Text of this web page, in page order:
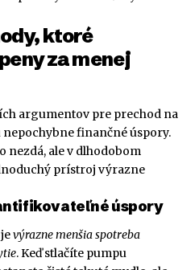
ktoré
za menej
argumentov pre prechod na
finančné úspory.
nezdá, ale v dlhodobom
prístroj výrazne
úspory
výrazne menšia spotreba
. Keď stlačíte pumpu